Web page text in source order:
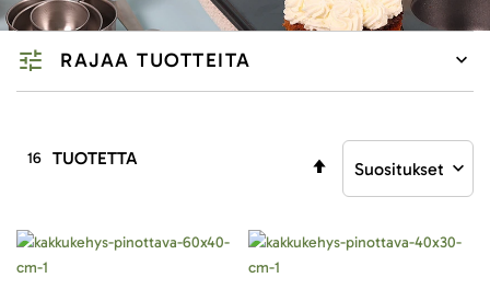
16 TUOTETTA
Aseta
RAJAA TUOTTEITA